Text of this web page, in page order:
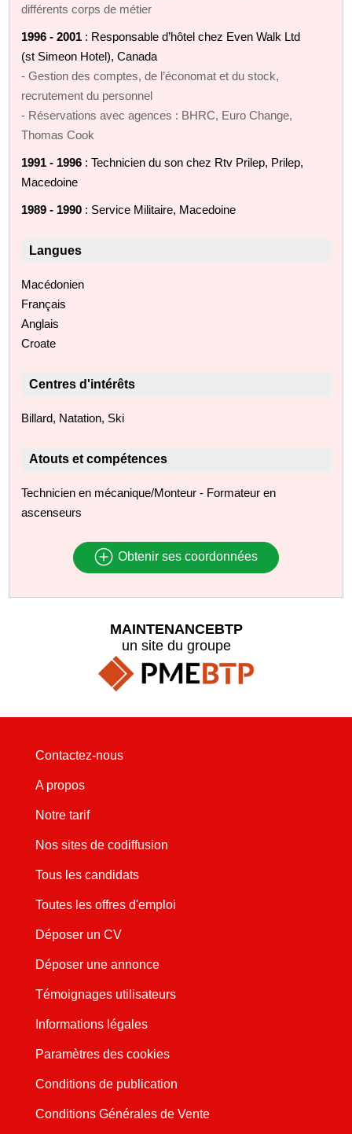
différents corps de métier
1996 - 2001 : Responsable d’hôtel chez Even Walk Ltd
(st Simeon Hotel), Canada
- Gestion des comptes, de l’économat et du stock,
recrutement du personnel
- Réservations avec agences : BHRC, Euro Change,
Thomas Cook
1991 - 1996 : Technicien du son chez Rtv Prilep, Prilep,
Macedoine
1989 - 1990 : Service Militaire, Macedoine
Langues
Macédonien
Français
Anglais
Croate
Centres d'intérêts
Billard, Natation, Ski
Atouts et compétences
Technicien en mécanique/Monteur - Formateur en
ascenseurs
Obtenir ses coordonnées
MAINTENANCEBTP
un site du groupe
Contactez-nous
A propos
Notre tarif
Nos sites de codiffusion
Tous les candidats
Toutes les offres d'emploi
Déposer un CV
Déposer une annonce
Témoignages utilisateurs
Informations légales
Paramètres des cookies
Conditions de publication
Conditions Générales de Vente